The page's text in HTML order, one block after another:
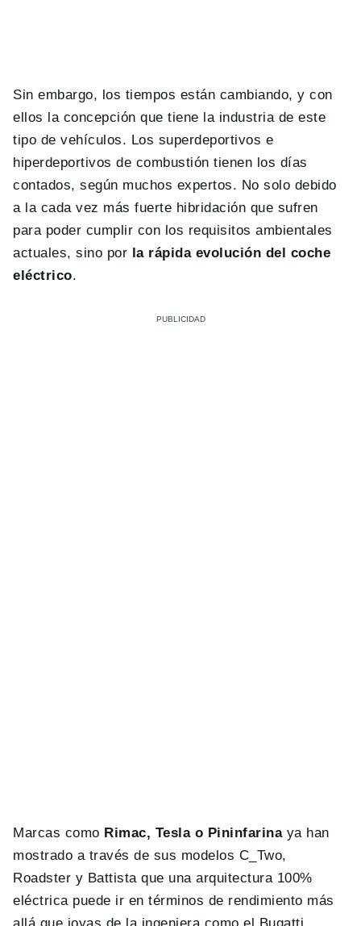
Sin embargo, los tiempos están cambiando, y con
ellos la concepción que tiene la industria de este
tipo de vehículos. Los superdeportivos e
hiperdeportivos de combustión tienen los días
contados, según muchos expertos. No solo debido
a la cada vez más fuerte hibridación que sufren
para poder cumplir con los requisitos ambientales
actuales, sino por la rápida evolución del coche
eléctrico.
Marcas como Rimac, Tesla o Pininfarinaya han
mostrado a través de sus modelos C_Two,
Roadster y Battista que una arquitectura 100%
eléctrica puede ir en términos de rendimiento más